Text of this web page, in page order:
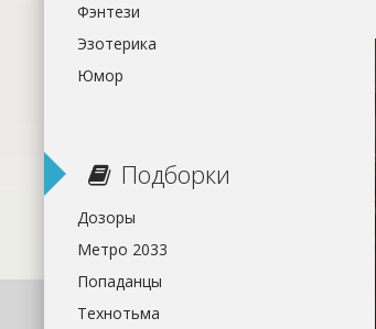
Фэнтези
Эзотерика
Юмор
Подборки
Дозоры
Метро 2033
Попаданцы
Технотьма